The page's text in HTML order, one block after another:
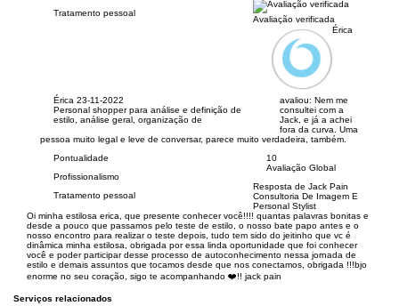
Tratamento pessoal
Avaliação verificada
Érica 23-11-2022
Personal shopper para análise e definição de
estilo, análise geral, organização de
Érica
avaliou: Nem me
consultei com a
Jack, e já a achei
fora da curva. Uma
pessoa muito legal e leve de conversar, parece muito verdadeira, também.
Pontualidade
Profissionalismo
Tratamento pessoal
10
Avaliação Global
Resposta de Jack Pain
Consultoria De Imagem E
Personal Stylist
Oi minha estilosa erica, que presente conhecer você!!!! quantas palavras bonitas e
desde a pouco que passamos pelo teste de estilo, o nosso bate papo antes e o
nosso encontro para realizar o teste depois, tudo tem sido do jeitinho que vc é
dinâmica minha estilosa, obrigada por essa linda oportunidade que foi conhecer
você e poder participar desse processo de autoconhecimento nessa jornada de
estilo e demais assuntos que tocamos desde que nos conectamos, obrigada !!!bjo
enorme no seu coração, sigo te acompanhando ❤️!! jack pain
Serviços relacionados